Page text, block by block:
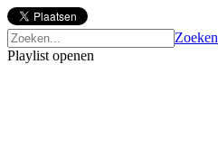
Zoeken
Playlist openen